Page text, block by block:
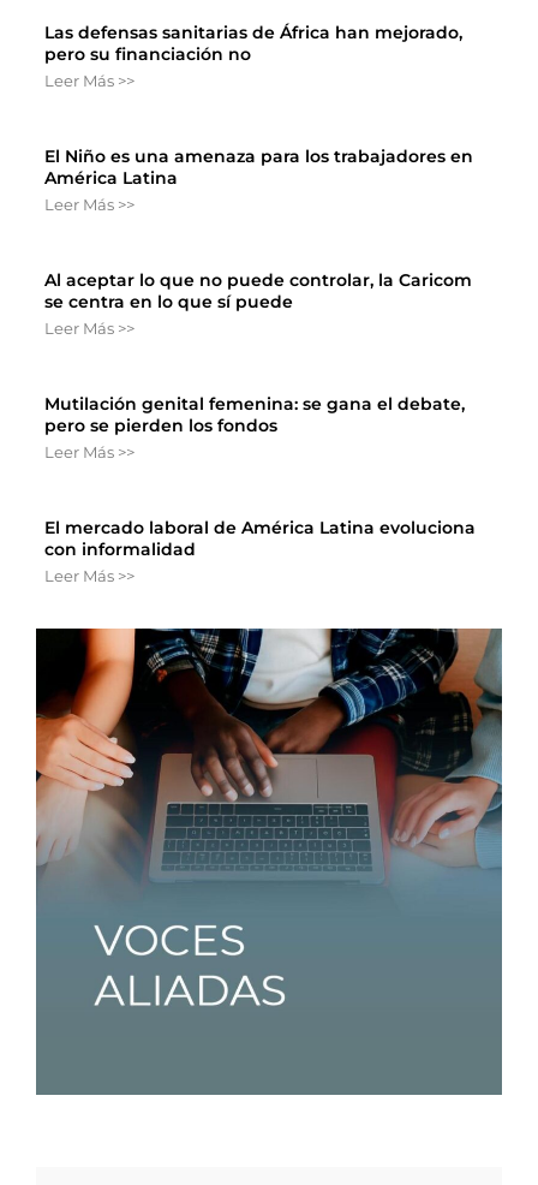
Las defensas sanitarias de África han mejorado,
pero su financiación no
Leer Más >>
El Niño es una amenaza para los trabajadores en
América Latina
Leer Más >>
Al aceptar lo que no puede controlar, la Caricom
se centra en lo que sí puede
Leer Más >>
Mutilación genital femenina: se gana el debate,
pero se pierden los fondos
Leer Más >>
El mercado laboral de América Latina evoluciona
con informalidad
Leer Más >>